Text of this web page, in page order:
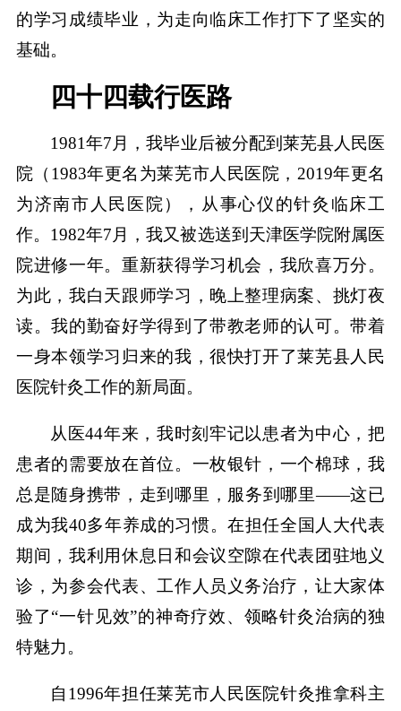
的学习成绩毕业，为走向临床工作打下了坚实的
基础。
四十四载行医路
1981年7月，我毕业后被分配到莱芜县人民医
院（1983年更名为莱芜市人民医院，2019年更名
为济南市人民医院），从事心仪的针灸临床工
作。1982年7月，我又被选送到天津医学院附属医
院进修一年。重新获得学习机会，我欣喜万分。
为此，我白天跟师学习，晚上整理病案、挑灯夜
读。我的勤奋好学得到了带教老师的认可。带着
一身本领学习归来的我，很快打开了莱芜县人民
医院针灸工作的新局面。
从医44年来，我时刻牢记以患者为中心，把
患者的需要放在首位。一枚银针，一个棉球，我
总是随身携带，走到哪里，服务到哪里——这已
成为我40多年养成的习惯。在担任全国人大代表
期间，我利用休息日和会议空隙在代表团驻地义
诊，为参会代表、工作人员义务治疗，让大家体
验了“一针见效”的神奇疗效、领略针灸治病的独
特魅力。
自1996年担任莱芜市人民医院针灸推拿科主